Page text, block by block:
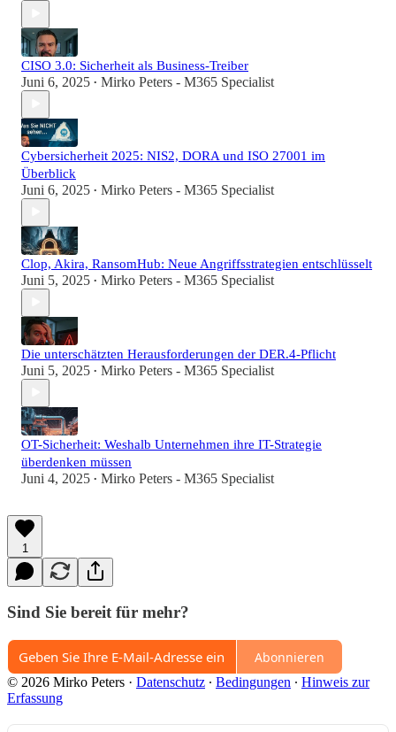
CISO 3.0: Sicherheit als Business-Treiber
Juni 6, 2025 • Mirko Peters - M365 Specialist
Cybersicherheit 2025: NIS2, DORA und ISO 27001 im
Überblick
Juni 6, 2025 • Mirko Peters - M365 Specialist
Clop, Akira, RansomHub: Neue Angriffsstrategien entschlüsselt
Juni 5, 2025 • Mirko Peters - M365 Specialist
Die unterschätzten Herausforderungen der DER.4-Pflicht
Juni 5, 2025 • Mirko Peters - M365 Specialist
OT-Sicherheit: Weshalb Unternehmen ihre IT-Strategie
überdenken müssen
Juni 4, 2025 • Mirko Peters - M365 Specialist
1
Sind Sie bereit für mehr?
Abonnieren
© 2026 Mirko Peters · Datenschutz ∙ Bedingungen ∙ Hinweis zur
Erfassung